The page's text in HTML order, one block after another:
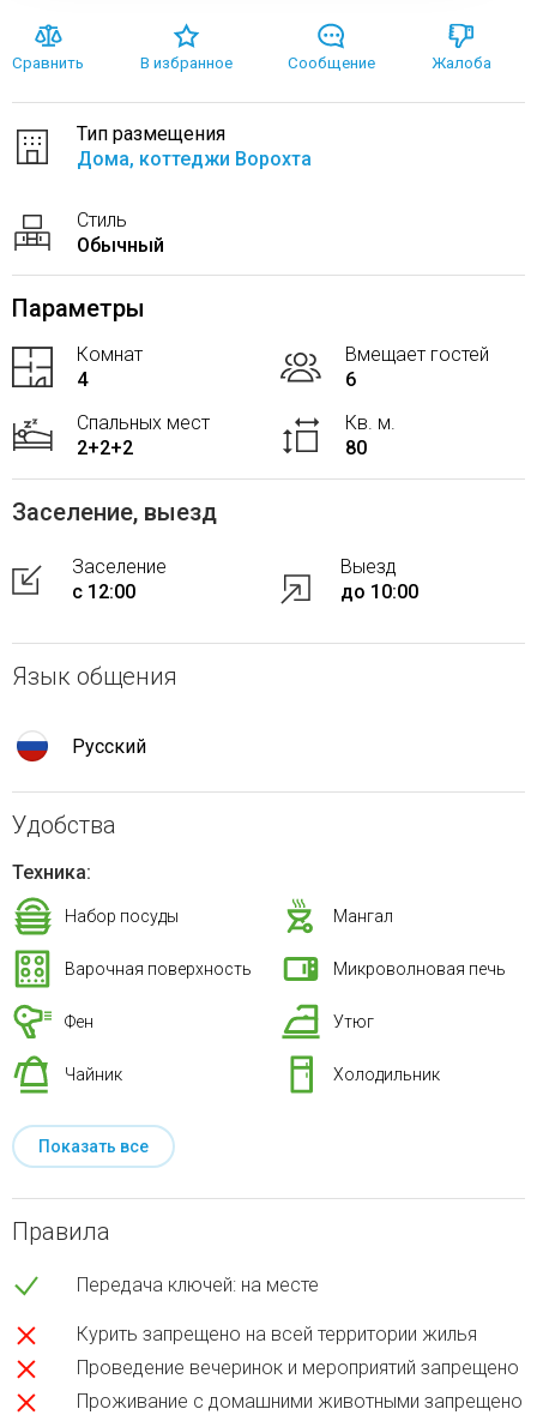
Сравнить В избранное Сообщение Жалоба
Тип размещения
Дома, коттеджи Ворохта
Стиль
Обычный
Параметры
Комнат
4
Вмещает гостей
6
Спальных мест
2+2+2
Кв. м.
80
Заселение, выезд
Заселение
с 12:00
Выезд
до 10:00
Язык общения
Русский
Удобства
Техника:
Набор посуды Мангал
Варочная поверхность Микроволновая печь
Фен Утюг
Чайник Холодильник
Показать все
Правила
Передача ключей: на месте
Курить запрещено на всей территории жилья
Проведение вечеринок и мероприятий запрещено
Проживание с домашними животными запрещено